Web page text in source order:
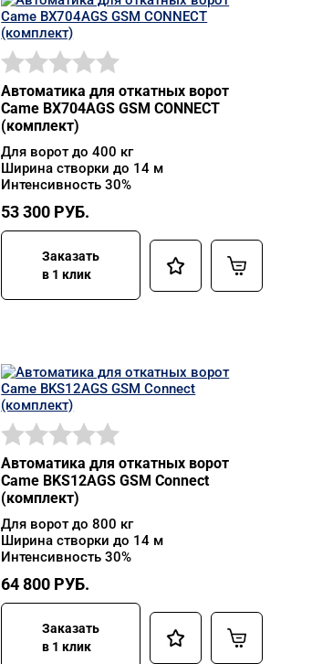
Автоматика для откатных ворот
Came BX704AGS GSM CONNECT
(комплект)
Для ворот до 400 кг
Ширина створки до 14 м
Интенсивность 30%
53 300 РУБ.
Заказать
в 1 клик
Автоматика для откатных ворот
Came BKS12AGS GSM Connect
(комплект)
Для ворот до 800 кг
Ширина створки до 14 м
Интенсивность 30%
64 800 РУБ.
Заказать
в 1 клик